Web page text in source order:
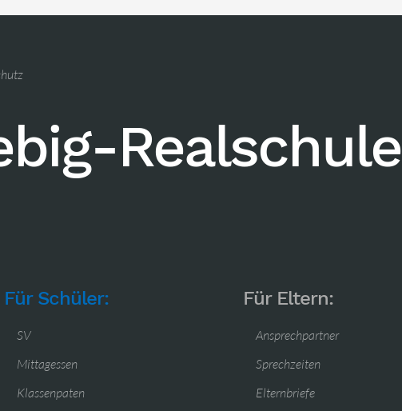
Realschule
Für Schüler:
SV
Mittagessen
Klassenpaten
Für Eltern:
Ansprechpartner
Sprechzeiten
Elternbriefe